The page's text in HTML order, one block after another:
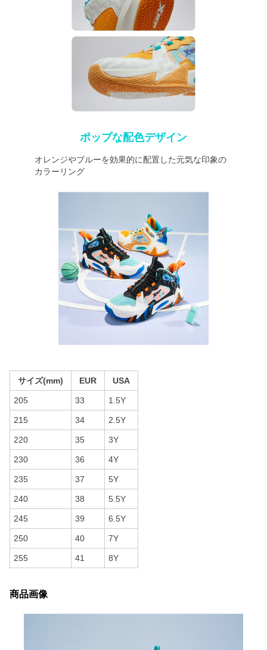
ポップな配色デザイン
オレンジやブルーを効果的に配置した元気な印象の
カラーリング
サイズ(mm) EUR USA
205 33 1.5Y
215 34 2.5Y
220 35 3Y
230 36 4Y
235 37 5Y
240 38 5.5Y
245 39 6.5Y
250 40 7Y
255 41 8Y
商品画像